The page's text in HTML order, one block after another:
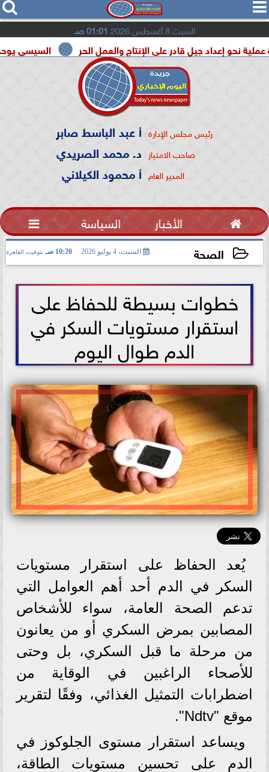
  
السبت 8 أغسطس 2026 01:01 صـ
السيسي يوحد السودان و قادر على الإنتاج والعمل الحر
رئيس مجلس الإدارة أ عبد الباسط صابر
صاحب الامتياز د. محمد الصريدي
المدير العام أ محمود الكيلاني
 الأخبار السياسة 
الصحة السبت، 4 يوليو 2026 10:20 صـ بتوقيت القاهرة
خطوات بسيطة للحفاظ على
استقرار مستويات السكر في
الدم طوال اليوم
يُعد الحفاظ على استقرار مستويات
السكر في الدم أحد أهم العوامل التي
تدعم الصحة العامة، سواء للأشخاص
المصابين بمرض السكري أو من يعانون
من مرحلة ما قبل السكري، بل وحتى
للأصحاء الراغبين في الوقاية من
اضطرابات التمثيل الغذائي، وفقًا لتقرير
موقع "Ndtv".
ويساعد استقرار مستوى الجلوكوز في
الدم على تحسين مستويات الطاقة،